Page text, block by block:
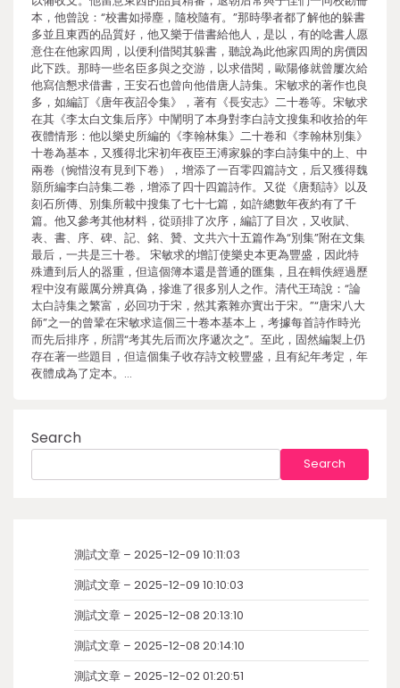
本，他曾說：“校書如掃塵，隨校隨有。”那時學者都了解他的躲書
多並且東西的品質好，他又樂于借書給他人，是以，有的唸書人愿
意住在他家四周，以便利借閱其躲書，聽說為此他家四周的房價因
此下跌。那時一些名臣多與之交游，以求借閱，歐陽修就曾屢次給
他寫信懇求借書，王安石也曾向他借唐人詩集。宋敏求的著作也良
多，如編訂《唐年夜詔令集》，著有《長安志》二十卷等。宋敏求
在其《李太白文集后序》中闡明了本身對李白詩文搜集和收拾的年
夜體情形：他以樂史所編的《李翰林集》二十卷和《李翰林別集》
十卷為基本，又獲得北宋初年夜臣王溥家躲的李白詩集中的上、中
兩卷（惋惜沒有見到下卷），增添了一百零四篇詩文，后又獲得魏
顥所編李白詩集二卷，增添了四十四篇詩作。又從《唐類詩》以及
刻石所傳、別集所載中搜集了七十七篇，如許總數年夜約有了千
篇。他又參考其他材料，從頭排了次序，編訂了目次，又收賦、
表、書、序、碑、記、銘、贊、文共六十五篇作為“別集”附在文集
最后，一共是三十卷。 宋敏求的增訂使樂史本更為豐盛，因此特
殊遭到后人的器重，但這個簿本還是普通的匯集，且在輯佚經過歷
程中沒有嚴厲分辨真偽，摻進了很多別人之作。清代王琦說：“論
太白詩集之繁富，必回功于宋，然其紊雜亦實出于宋。”“唐宋八大
師”之一的曾鞏在宋敏求這個三十卷本基本上，考據每首詩作時光
而先后排序，所謂“考其先后而次序遞次之”。至此，固然編製上仍
存在著一些題目，但這個集子收存詩文較豐盛，且有紀年考定，年
夜體成為了定本。…
Search
Search
測試文章 – 2025-12-09 10:11:03
測試文章 – 2025-12-09 10:10:03
測試文章 – 2025-12-08 20:13:10
測試文章 – 2025-12-08 20:14:10
測試文章 – 2025-12-02 01:20:51